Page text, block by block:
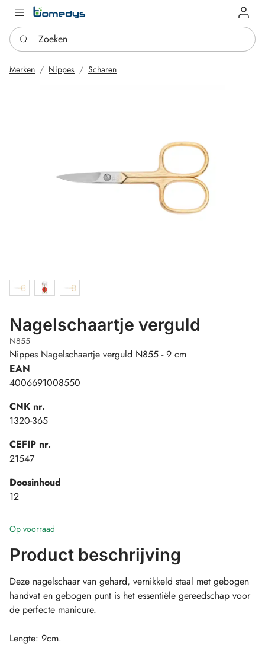
Log in
Zoeken
Merken Nippes Scharen
Nagelschaartje verguld
N855
Nippes Nagelschaartje verguld N855 - 9 cm
EAN
4006691008550
CNK nr.
1320-365
CEFIP nr.
21547
Doosinhoud
12
Op voorraad
Product beschrijving
Deze nagelschaar van gehard, vernikkeld staal met gebogen
handvat en gebogen punt is het essentiële gereedschap voor
de perfecte manicure.
Lengte: 9cm.